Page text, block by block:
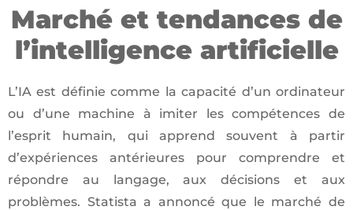
Marché et tendances de
l’intelligence artificielle
L’IA est définie comme la capacité d’un ordinateur
ou d’une machine à imiter les compétences de
l’esprit humain, qui apprend souvent à partir
d’expériences antérieures pour comprendre et
répondre au langage, aux décisions et aux
problèmes. Statista a annoncé que le marché de